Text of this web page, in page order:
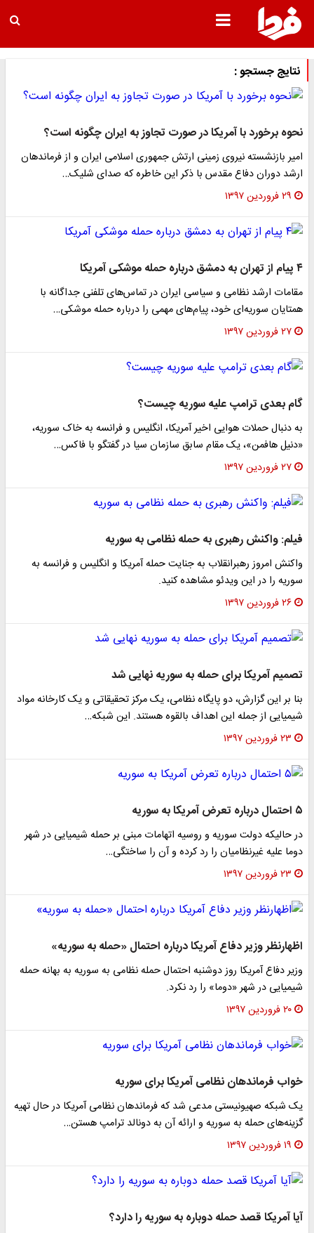
نتایج جستجو :
نحوه برخورد با آمریکا در صورت تجاوز به ایران چگونه است؟
امیر بازنشسته نیروی زمینی ارتش جمهوری اسلامی ایران و از فرماندهان
ارشد دوران دفاع مقدس با ذکر این خاطره که صدای شلیک…
۲۹ فروردین ۱۳۹۷
۴ پیام از تهران به دمشق درباره حمله موشکی آمریکا
مقامات ارشد نظامی و سیاسی ایران در تماس‌های تلفنی جداگانه با
همتایان سوریه‌ای خود، پیام‌های مهمی را درباره حمله موشکی…
۲۷ فروردین ۱۳۹۷
گام بعدی ترامپ علیه سوریه چیست؟
به دنبال حملات هوایی اخیر آمریکا، انگلیس و فرانسه به خاک سوریه،
«دنیل هافمن»، یک مقام سابق سازمان سیا در گفتگو با فاکس…
۲۷ فروردین ۱۳۹۷
فیلم: واکنش رهبری به حمله نظامی به سوریه
واکنش امروز رهبرانقلاب به جنایت حمله آمریکا و انگلیس و فرانسه به
سوریه را در این ویدئو مشاهده کنید.
۲۶ فروردین ۱۳۹۷
تصمیم آمریکا برای حمله به سوریه نهایی شد
بنا بر این گزارش، دو پایگاه نظامی، یک مرکز تحقیقاتی و یک کارخانه مواد
شیمیایی از جمله این اهداف بالقوه هستند. این شبکه…
۲۳ فروردین ۱۳۹۷
۵ احتمال درباره تعرض آمریکا به سوریه
در حالیکه دولت سوریه و روسیه اتهامات مبنی بر حمله شیمیایی در شهر
دوما علیه غیرنظامیان را رد کرده و آن را ساختگی…
۲۳ فروردین ۱۳۹۷
اظهارنظر وزیر دفاع آمریکا درباره احتمال «حمله به سوریه»
وزیر دفاع آمریکا روز دوشنبه احتمال حمله نظامی به سوریه به بهانه حمله
شیمیایی در شهر «دوما» را رد نکرد.
۲۰ فروردین ۱۳۹۷
خواب فرماندهان نظامی آمریکا برای سوریه
یک شبکه صهیونیستی مدعی شد که فرماندهان نظامی آمریکا در حال تهیه
گزینه‌های حمله به سوریه و ارائه آن به دونالد ترامپ هستن…
۱۹ فروردین ۱۳۹۷
آیا آمریکا قصد حمله دوباره به سوریه را دارد؟